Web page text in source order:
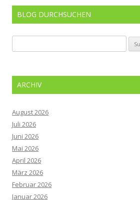
BLOG DURCHSUCHEN
nach:
ARCHIV
August 2026
Juli 2026
Juni 2026
Mai 2026
April 2026
März 2026
Februar 2026
Januar 2026